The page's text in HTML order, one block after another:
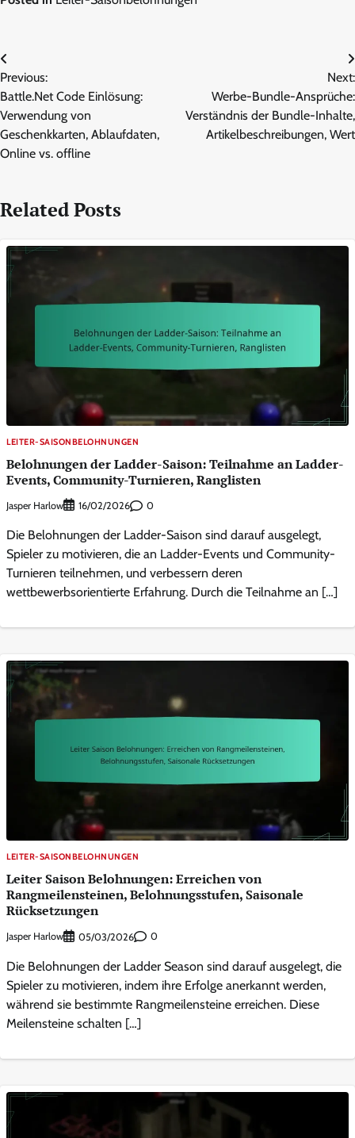
Post
navigation
Previous:
Battle.Net Code Einlösung:
Verwendung von
Geschenkkarten, Ablaufdaten,
Online vs. offline
Next:
Werbe-Bundle-Ansprüche:
Verständnis der Bundle-Inhalte,
Artikelbeschreibungen, Wert
Related Posts
LEITER-SAISONBELOHNUNGEN
Belohnungen der Ladder-Saison: Teilnahme an Ladder-
Events, Community-Turnieren, Ranglisten
Jasper Harlow 16/02/2026 0
Die Belohnungen der Ladder-Saison sind darauf ausgelegt,
Spieler zu motivieren, die an Ladder-Events und Community-
Turnieren teilnehmen, und verbessern deren
wettbewerbsorientierte Erfahrung. Durch die Teilnahme an […]
LEITER-SAISONBELOHNUNGEN
Leiter Saison Belohnungen: Erreichen von
Rangmeilensteinen, Belohnungsstufen, Saisonale
Rücksetzungen
Jasper Harlow 05/03/2026 0
Die Belohnungen der Ladder Season sind darauf ausgelegt, die
Spieler zu motivieren, indem ihre Erfolge anerkannt werden,
während sie bestimmte Rangmeilensteine erreichen. Diese
Meilensteine schalten […]